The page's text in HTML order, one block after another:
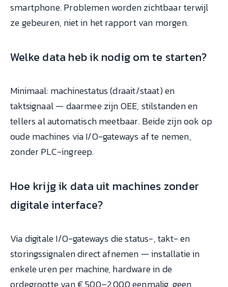
smartphone. Problemen worden zichtbaar terwijl
ze gebeuren, niet in het rapport van morgen.
Welke data heb ik nodig om te starten?
Minimaal: machinestatus (draait/staat) en
taktsignaal — daarmee zijn OEE, stilstanden en
tellers al automatisch meetbaar. Beide zijn ook op
oude machines via I/O-gateways af te nemen,
zonder PLC-ingreep.
Hoe krijg ik data uit machines zonder
digitale interface?
Via digitale I/O-gateways die status-, takt- en
storingssignalen direct afnemen — installatie in
enkele uren per machine, hardware in de